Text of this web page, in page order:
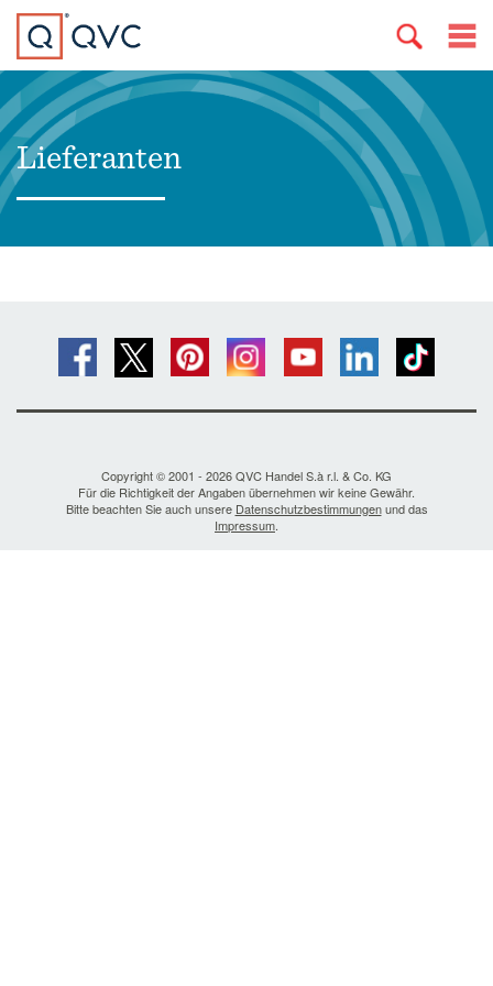
Lieferanten
Copyright © 2001 - 2026 QVC Handel S.à r.l. & Co. KG
Für die Richtigkeit der Angaben übernehmen wir keine Gewähr.
Bitte beachten Sie auch unsere Datenschutzbestimmungenund das
Impressum.